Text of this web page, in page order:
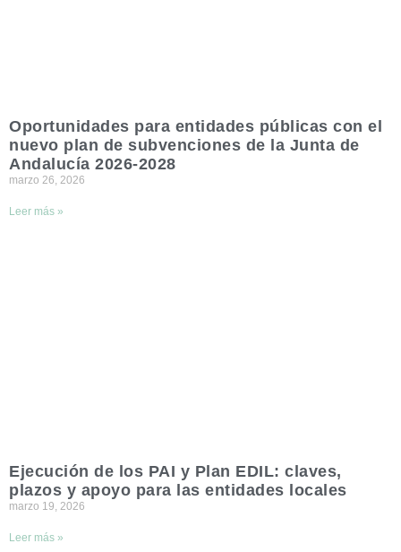
Oportunidades para entidades públicas con el
nuevo plan de subvenciones de la Junta de
Andalucía 2026-2028
marzo 26, 2026
Leer más »
Ejecución de los PAI y Plan EDIL: claves,
plazos y apoyo para las entidades locales
marzo 19, 2026
Leer más »